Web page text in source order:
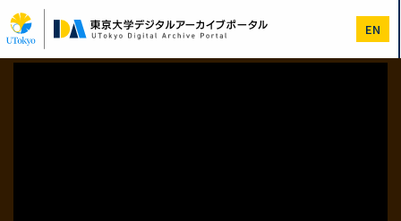
イ
ン
コ
EN